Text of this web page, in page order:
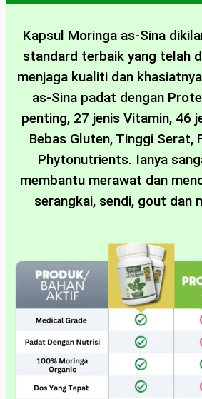
Kapsul Moringa as-Sina
standard terbaik yang telah
menjaga kualiti dan
as-Sina padat dengan
penting, 27 jenis Vitamin, 46
Bebas Gluten, Tinggi Serat,
Phytonutrients. Ianya
membantu merawat dan
serangkai, sendi, gout dan